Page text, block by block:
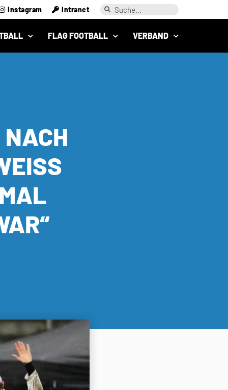
Instagram Intranet
FLAG FOOTBALL VERBAND
N
S